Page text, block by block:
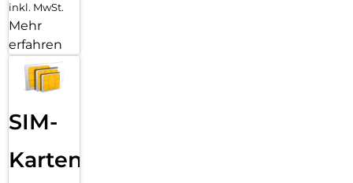
inkl. MwSt.
Mehr
erfahren
SIM-
Karten